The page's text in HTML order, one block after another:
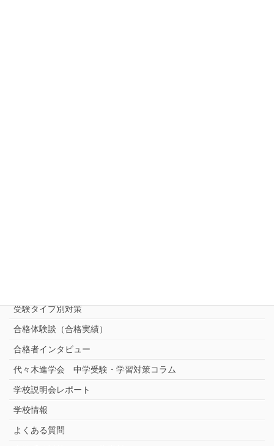
受験タイプ別対策
合格体験談（合格実績）
合格者インタビュー
代々木進学会 中学受験・学習対策コラム
学校説明会レポート
学校情報
よくある質問